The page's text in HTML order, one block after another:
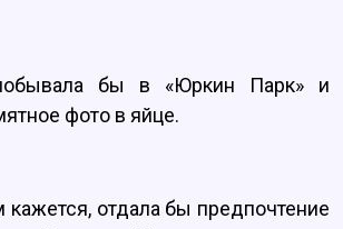
бы в «Юркин Парк» и
фото в яйце.
кажется, отдала бы предпочтение